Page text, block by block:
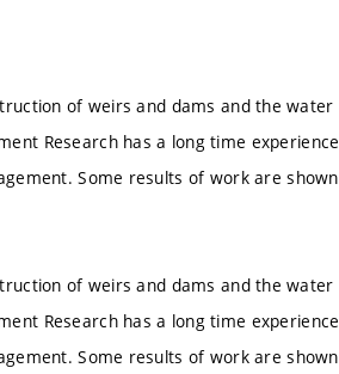
of weirs and dams and the water
Research has a long time experience
Some results of work are shown
of weirs and dams and the water
Research has a long time experience
Some results of work are shown